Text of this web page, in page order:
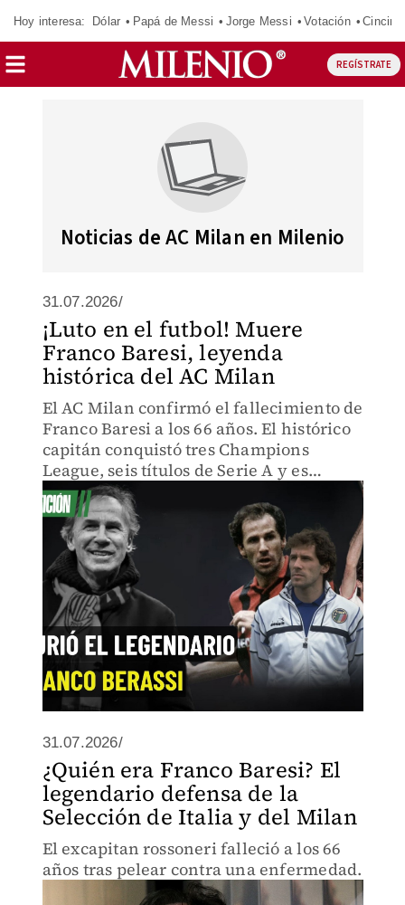
Hoy interesa: Dólar Papá de Messi Jorge Messi Votación
REGÍSTRATE
Noticias de AC Milan en Milenio
31.07.2026/
¡Luto en el futbol! Muere
Franco Baresi, leyenda
histórica del AC Milan
El AC Milan confirmó el fallecimiento de
Franco Baresi a los 66 años. El histórico
capitán conquistó tres Champions
League, seis títulos de Serie A y es
considerado uno de los mejores
defensores de todos los tiempos.
31.07.2026/
¿Quién era Franco Baresi? El
legendario defensa de la
Selección de Italia y del Milan
El excapitan rossoneri falleció a los 66
años tras pelear contra una enfermedad.